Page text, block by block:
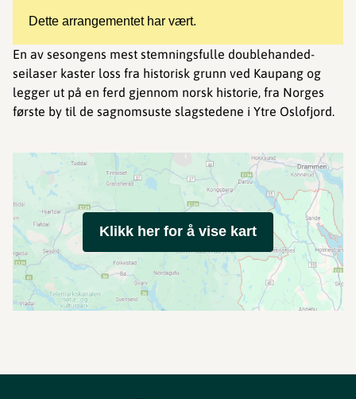
Dette arrangementet har vært.
En av sesongens mest stemningsfulle doublehanded-
seilaser kaster loss fra historisk grunn ved Kaupang og
legger ut på en ferd gjennom norsk historie, fra Norges
første by til de sagnomsuste slagstedene i Ytre Oslofjord.
Klikk her for å vise kart